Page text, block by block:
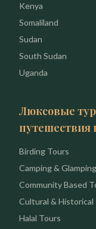
Kenya
Somaliland
Sudan
South Sudan
Uganda
Люксовые
Birding Tours
Camping &
Community Based
Cultural & Historical
Halal Tours